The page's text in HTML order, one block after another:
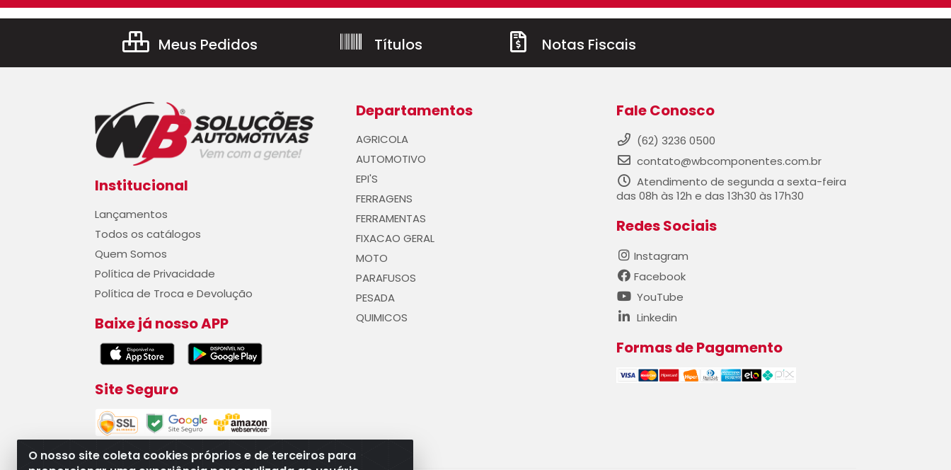
O nosso site coleta cookies próprios e de terceiros para
Meus Pedidos Títulos Notas Fiscais
Institucional
Lançamentos
Todos os catálogos
Quem Somos
Política de Privacidade
Política de Troca e Devolução
Baixe já nosso APP
Site Seguro
Departamentos
AGRICOLA
AUTOMOTIVO
EPI'S
FERRAGENS
FERRAMENTAS
FIXACAO GERAL
MOTO
PARAFUSOS
PESADA
QUIMICOS
Fale Conosco
(62) 3236 0500
contato@wbcomponentes.com.br
Atendimento de segunda a sexta-feira
das 08h às 12h e das 13h30 às 17h30
Redes Sociais
Instagram
Facebook
YouTube
Linkedin
Formas de Pagamento